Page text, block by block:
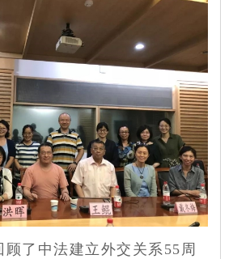
顾了中法建立外交关系55周